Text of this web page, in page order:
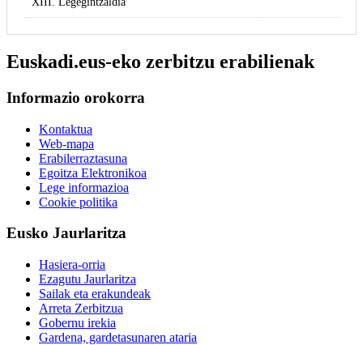
Euskadi.eus-eko zerbitzu erabilienak
Informazio orokorra
Kontaktua
Web-mapa
Erabilerraztasuna
Egoitza Elektronikoa
Lege informazioa
Cookie politika
Eusko Jaurlaritza
Hasiera-orria
Ezagutu Jaurlaritza
Sailak eta erakundeak
Arreta Zerbitzua
Gobernu irekia
Gardena, gardetasunaren ataria